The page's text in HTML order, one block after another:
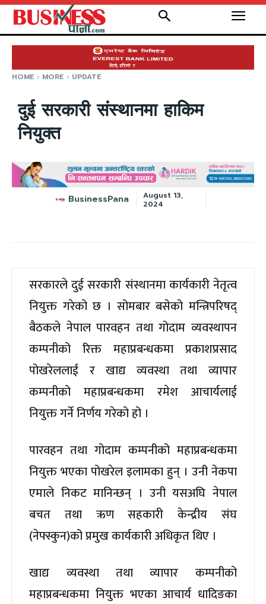
HOME MORE UPDATE
दुई सरकारी संस्थानमा हाकिम
नियुक्त
BusinessPana
August 13,
2024
सरकारले दुई सरकारी संस्थानमा कार्यकारी नेतृत्व
नियुक्त गरेको छ । सोमबार बसेको मन्त्रिपरिषद्
बैठकले नेपाल पारवहन तथा गोदाम व्यवस्थापन
कम्पनीको रिक्त महाप्रबन्धकमा प्रकाशप्रसाद
पोखरेललाई र खाद्य व्यवस्था तथा व्यापार
कम्पनीको महाप्रबन्धकमा रमेश आचार्यलाई
नियुक्त गर्ने निर्णय गरेको हो ।
पारवहन तथा गोदाम कम्पनीको महाप्रबन्धकमा
नियुक्त भएका पोखरेल इलामका हुन् । उनी नेकपा
एमाले निकट मानिन्छन् । उनी यसअघि नेपाल
बचत तथा ऋण सहकारी केन्द्रीय संघ
(नेफ्स्कुन)को प्रमुख कार्यकारी अधिकृत थिए ।
खाद्य व्यवस्था तथा व्यापार कम्पनीको
महाप्रबन्धकमा नियुक्त भएका आचार्य धादिङका